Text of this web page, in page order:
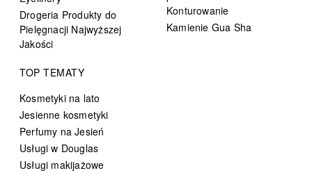
Drogeria Produkty do
Pielęgnacji Najwyższej
Jakości
Konturowanie
Kamienie Gua Sha
TOP TEMATY
Kosmetyki na lato
Jesienne kosmetyki
Perfumy na Jesień
Usługi w Douglas
Usługi makijażowe